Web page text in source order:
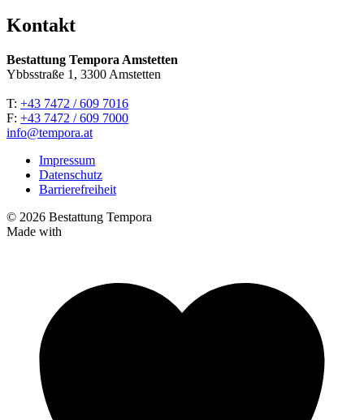
Kontakt
Bestattung Tempora Amstetten
Ybbsstraße 1, 3300 Amstetten
T: +43 7472 / 609 7016
F: +43 7472 / 609 7000
info@tempora.at
Impressum
Datenschutz
Barrierefreiheit
© 2026 Bestattung Tempora
Made with